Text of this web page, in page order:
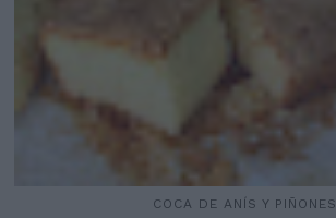
COCA DE ANÍS Y PIÑONES